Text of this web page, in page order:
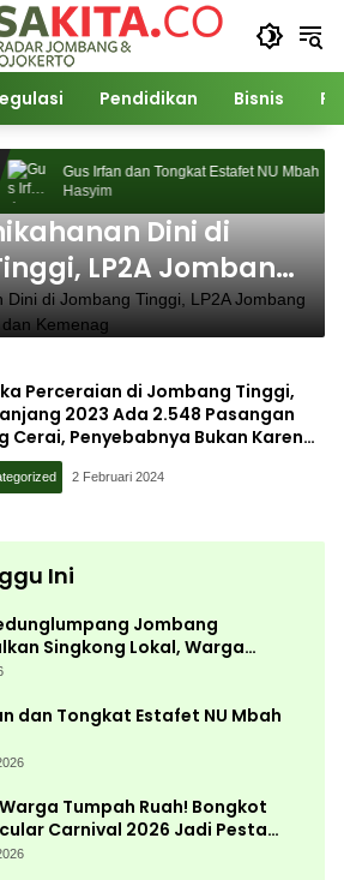
Pendidikan Bisnis
Gus Irfan dan Tongkat Estafet NU Mbah
Hasyim
Dini di
LP2A Jombang
Pemkab dan
Perceraian di Jombang Tinggi,
2023 Ada 2.548 Pasangan
Cerai, Penyebabnya Bukan Karena
Ekonomi, Tapi Ini
2 Februari 2024
Ini
Jombang
Singkong Lokal, Warga
Tepung Mocaf
dan Tongkat Estafet NU Mbah
Tumpah Ruah! Bongkot
Carnival 2026 Jadi Pesta
Terbesar di Peterongan